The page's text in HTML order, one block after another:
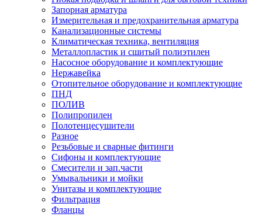
Запорная арматура
Измерительная и предохранительная арматура
Канализационные системы
Климатическая техника, вентиляция
Металлопластик и сшитый полиэтилен
Насосное оборудование и комплектующие
Нержавейка
Отопительное оборудование и комплектующие
ПНД
ПОЛИВ
Полипропилен
Полотенцесушители
Разное
Резьбовые и сварные фитинги
Сифоны и комплектующие
Смесители и зап.части
Умывальники и мойки
Унитазы и комплектующие
Фильтрация
Фланцы